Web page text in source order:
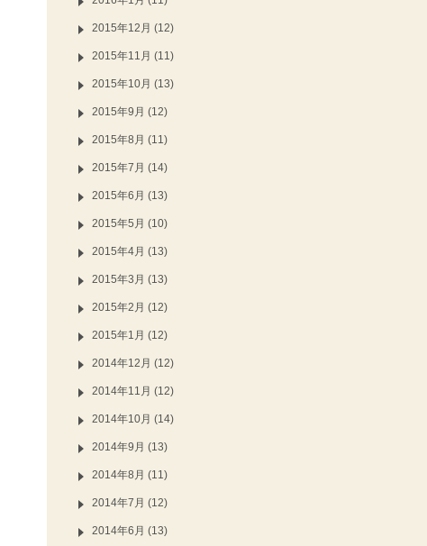
2015年12月 (12)
2015年11月 (11)
2015年10月 (13)
2015年9月 (12)
2015年8月 (11)
2015年7月 (14)
2015年6月 (13)
2015年5月 (10)
2015年4月 (13)
2015年3月 (13)
2015年2月 (12)
2015年1月 (12)
2014年12月 (12)
2014年11月 (12)
2014年10月 (14)
2014年9月 (13)
2014年8月 (11)
2014年7月 (12)
2014年6月 (13)